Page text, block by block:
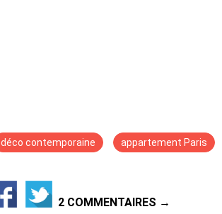
déco contemporaine appartement Paris
2 COMMENTAIRES →